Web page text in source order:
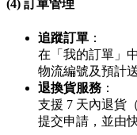
(4) 訂單管理
追蹤訂單 ：
在「我的訂單」
物流編號及預計
退換貨服務 ：
支援 7 天內退貨
提交申請，並由